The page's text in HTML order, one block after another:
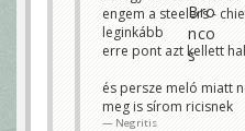
engem a steelers -
leginkább
erre pont azt kellett
és persze meló miatt
meg is sírom ricisnek
Negritis